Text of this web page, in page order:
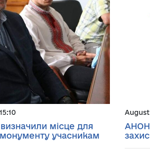
місце для
монументу учасникам
August